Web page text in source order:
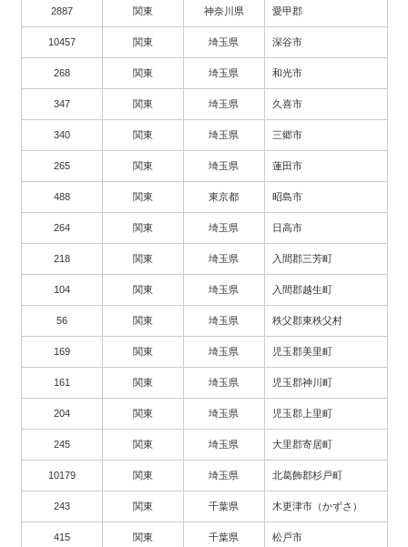
2887 関東 神奈川県 愛甲郡
10457 関東 埼玉県 深谷市
268 関東 埼玉県 和光市
347 関東 埼玉県 久喜市
340 関東 埼玉県 三郷市
265 関東 埼玉県 蓮田市
488 関東 東京都 昭島市
264 関東 埼玉県 日高市
218 関東 埼玉県 入間郡三芳町
104 関東 埼玉県 入間郡越生町
56 関東 埼玉県 秩父郡東秩父村
169 関東 埼玉県 児玉郡美里町
161 関東 埼玉県 児玉郡神川町
204 関東 埼玉県 児玉郡上里町
245 関東 埼玉県 大里郡寄居町
10179 関東 埼玉県 北葛飾郡杉戸町
243 関東 千葉県 木更津市（かずさ）
415 関東 千葉県 松戸市